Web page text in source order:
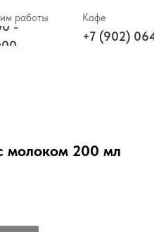
+7 (902)
-
Кафе
работы
молоком 200 мл